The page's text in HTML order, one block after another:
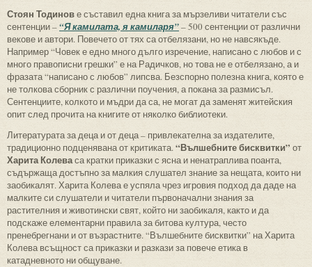
Стоян Тодинове съставил една книга за мързеливи читатели със
сентенции –“Я камилата, я камиларя”– 500 сентенции от различни
векове и автори. Повечето от тях са отбелязани, но не навсякъде.
Например “Човек е едно много дълго изречение, написано с любов и с
много правописни грешки” е на Радичков, но това не е отбелязано, а и
фразата “написано с любов” липсва. Безспорно полезна книга, която е
не толкова сборник с различни поучения, а покана за размисъл.
Сентенциите, колкото и мъдри да са, не могат да заменят житейския
опит след прочита на книгите от няколко библиотеки.
Литературата за деца и от деца – привлекателна за издателите,
традиционно подценявана от критиката.“Вълшебните бисквитки” от
Харита Колеваса кратки приказки с ясна и ненатраплива поанта,
съдържаща достъпно за малкия слушател знание за нещата, които ни
заобикалят. Харита Колева е успяла чрез игровия подход да даде на
малките си слушатели и читатели първоначални знания за
растителния и животински свят, който ни заобикаля, както и да
подскаже елементарни правила за битова култура, често
пренебрегнани и от възрастните. “Вълшебните бисквитки” на Харита
Колева всъщност са приказки и разкази за повече етика в
катадневното ни общуване.